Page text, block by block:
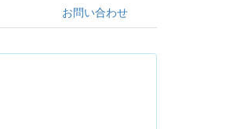
お問い合わせ